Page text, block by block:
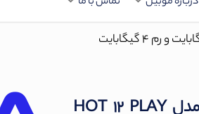
گوشی موبایل اینفینیکس مدل HOT 12 PLAY